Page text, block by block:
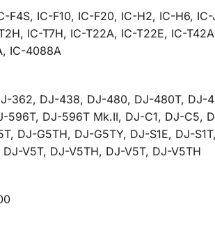
F4S, IC-F10, IC-F20, IC-H2, IC-H6,
IC-T7H, IC-T22A, IC-T22E, IC-
IC-4088A
362, DJ-438, DJ-480, DJ-480T,
DJ-596T Mk.II, DJ-C1, DJ-C5,
DJ-G5TH, DJ-G5TY, DJ-S1E, DJ-
V5T, DJ-V5TH, DJ-V5T, DJ-V5TH